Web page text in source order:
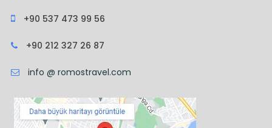
+90 537 473 99 56
+90 212 327 26 87
info @ romostravel.com